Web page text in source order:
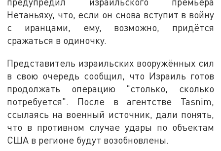
Нетаньяху, что, если он снова вступит в войну
с иранцами, ему, возможно, придётся
сражаться в одиночку.
Представитель израильских вооружённых сил
в свою очередь сообщил, что Израиль готов
продолжать операцию "столько, сколько
потребуется". После в агентстве Tasnim,
ссылаясь на военный источник, дали понять,
что в противном случае удары по объектам
США в регионе будут возобновлены.